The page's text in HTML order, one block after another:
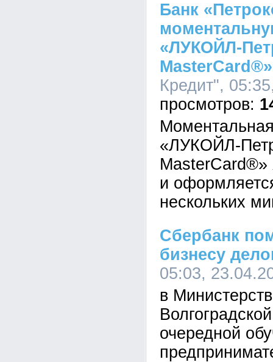
Банк
«ЛУКОЙЛ-
MasterCard®»
Кредит",
«ЛУКОЙЛ-
MasterCard®»
и
нескольких
Сбербанк
бизнесу
05:03,
в
очередной